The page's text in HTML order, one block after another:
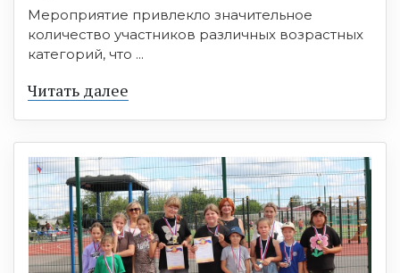
Мероприятие привлекло значительное
количество участников различных возрастных
категорий, что ...
Читать далее